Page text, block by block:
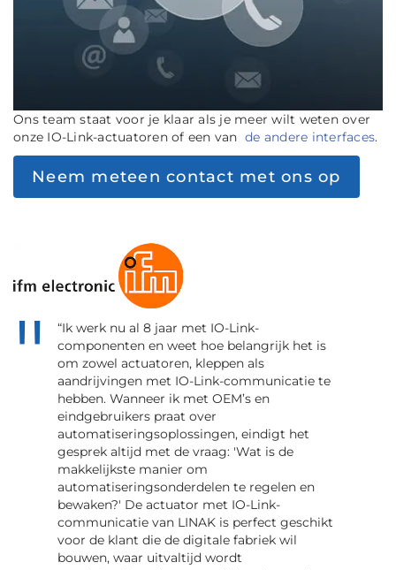
Ons team staat voor je klaar als je meer wilt weten over
onze IO-Link-actuatoren of een van de andere interfaces.
Neem meteen contact met ons op
“Ik werk nu al 8 jaar met IO-Link-
componenten en weet hoe belangrijk het is
om zowel actuatoren, kleppen als
aandrijvingen met IO-Link-communicatie te
hebben. Wanneer ik met OEM’s en
eindgebruikers praat over
automatiseringsoplossingen, eindigt het
gesprek altijd met de vraag: 'Wat is de
makkelijkste manier om
automatiseringsonderdelen te regelen en
bewaken?' De actuator met IO-Link-
communicatie van LINAK is perfect geschikt
voor de klant die de digitale fabriek wil
bouwen, waar uitvaltijd wordt